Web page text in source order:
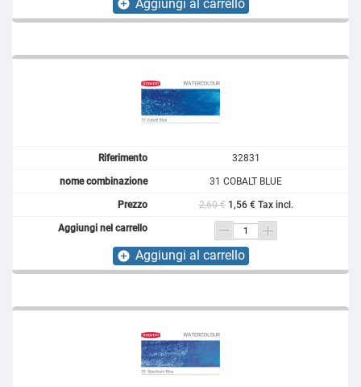
add_circle Aggiungi al carrello
32831
31 COBALT BLUE
2,60 € 1,56 € Tax incl.
add_circle Aggiungi al carrello